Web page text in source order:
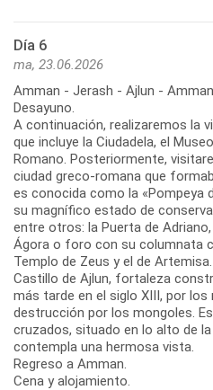
Día 6
ma, 23.06.2026
Amman - Jerash - Ajlun - Amman
Desayuno.
A continuación, realizaremos la
que incluye la Ciudadela, el
Romano. Posteriormente,
ciudad greco-romana que
es conocida como la «Pompeya
su magnífico estado de
entre otros: la Puerta de
Ágora o foro con su columnata
Templo de Zeus y el de
Castillo de Ajlun, fortaleza
más tarde en el siglo XIII, por
destrucción por los mongoles.
cruzados, situado en lo alto de
contempla una hermosa vista.
Regreso a Amman.
Cena y alojamiento.